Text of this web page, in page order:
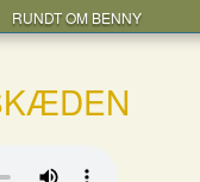
RUNDT OM BENNY